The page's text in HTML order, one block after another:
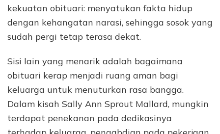
kekuatan obituari: menyatukan fakta hidup
dengan kehangatan narasi, sehingga sosok yang
sudah pergi tetap terasa dekat.
Sisi lain yang menarik adalah bagaimana
obituari kerap menjadi ruang aman bagi
keluarga untuk menuturkan rasa bangga.
Dalam kisah Sally Ann Sprout Mallard, mungkin
terdapat penekanan pada dedikasinya